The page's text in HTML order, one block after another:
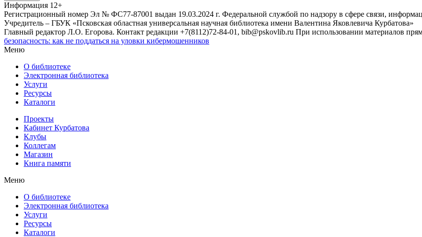
Информация 12+
Регистрационный номер Эл № ФС77-87001 выдан 19.03.2024 г. Федеральной службой по надзору в сфере связи,
Учредитель – ГБУК «Псковская областная универсальная научная библиотека имени Валентина Яковлевича Курбатова»
Главный редактор Л.О. Егорова. Контакт редакции +7(8112)72-84-01, bib@pskovlib.ru При использовании материалов
безопасность: как не поддаться на уловки кибермошенников
Меню
О библиотеке
Электронная библиотека
Услуги
Ресурсы
Каталоги
Проекты
Кабинет Курбатова
Клубы
Коллегам
Магазин
Книга памяти
Меню
О библиотеке
Электронная библиотека
Услуги
Ресурсы
Каталоги